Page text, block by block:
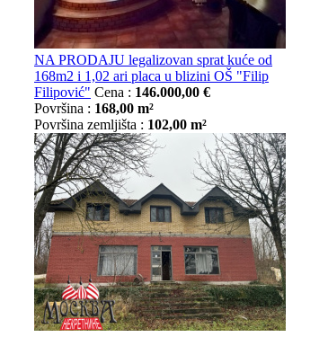
NA PRODAJU legalizovan sprat kuće od
168m2 i 1,02 ari placa u blizini OŠ "Filip
Filipović" Cena : 146.000,00 €
Površina : 168,00 m²
Površina zemljišta : 102,00 m²